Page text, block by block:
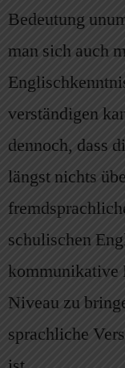
Bedeutung
man sich auch
verständigen
dennoch, dass
längst nichts
schulischen
kommunikative
Niveau zu
sprachliche